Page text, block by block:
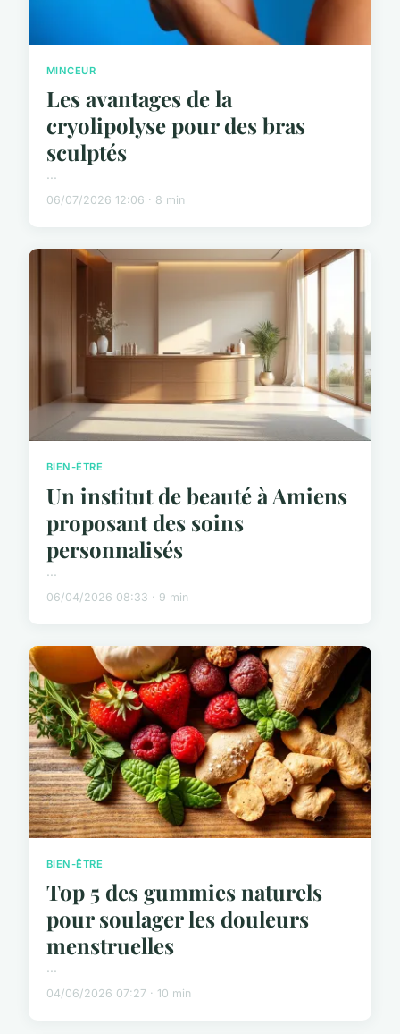
MINCEUR
Les avantages de la
cryolipolyse pour des bras
sculptés
...
06/07/2026 12:06 · 8 min
BIEN-ÊTRE
Un institut de beauté à Amiens
proposant des soins
personnalisés
...
06/04/2026 08:33 · 9 min
BIEN-ÊTRE
Top 5 des gummies naturels
pour soulager les douleurs
menstruelles
...
04/06/2026 07:27 · 10 min